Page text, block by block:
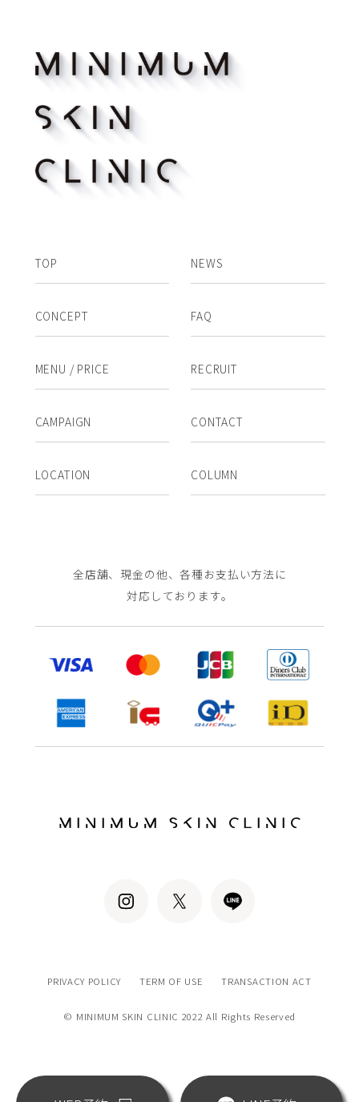
TOP
CONCEPT
MENU / PRICE
CAMPAIGN
LOCATION
NEWS
FAQ
RECRUIT
CONTACT
COLUMN
全店舗、現金の他、各種お支払い方法に
対応しております。
PRIVACY POLICY TERM OF USE TRANSACTION ACT
© MINIMUM SKIN CLINIC 2022 All Rights Reserved